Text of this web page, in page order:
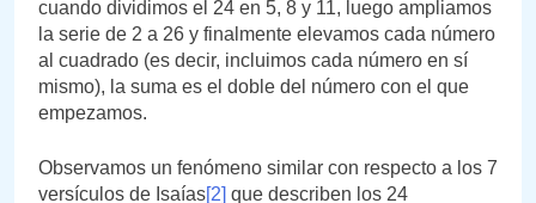
cuando dividimos el 24 en 5, 8 y 11, luego ampliamos
la serie de 2 a 26 y finalmente elevamos cada número
al cuadrado (es decir, incluimos cada número en sí
mismo), la suma es el doble del número con el que
empezamos.
Observamos un fenómeno similar con respecto a los 7
versículos de Isaías[2] que describen los 24